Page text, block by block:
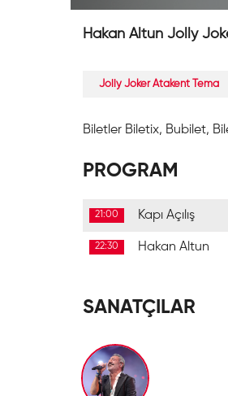
Hakan Altun Jolly
Jolly Joker Atakent Tema
Biletler Biletix, Bubilet,
PROGRAM
21:00 Kapı Açılış
22:30 Hakan Altun
SANATÇILAR